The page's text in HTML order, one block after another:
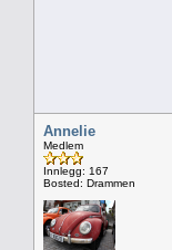
Annelie
Medlem
Innlegg: 167
Bosted: Drammen